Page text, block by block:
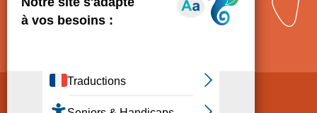
Politique de Protection des données